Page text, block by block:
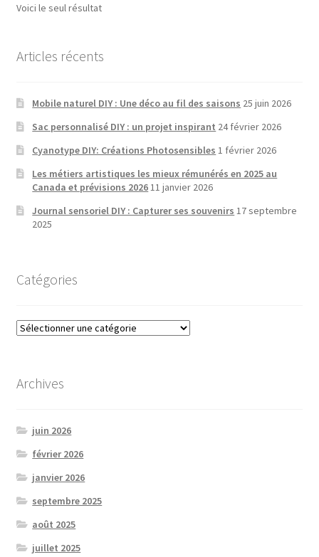
Voici le seul résultat
Articles récents
Mobile naturel DIY : Une déco au fil des saisons 25 juin 2026
Sac personnalisé DIY : un projet inspirant 24 février 2026
Cyanotype DIY: Créations Photosensibles 1 février 2026
Les métiers artistiques les mieux rémunérés en 2025 au
Canada et prévisions 202611 janvier 2026
Journal sensoriel DIY : Capturer ses souvenirs 17 septembre
2025
Catégories
Catégories
Archives
juin 2026
février 2026
janvier 2026
septembre 2025
août 2025
juillet 2025